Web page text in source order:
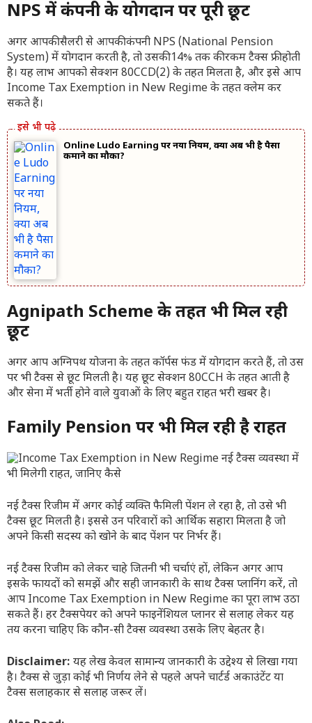
NPS में कंपनी के योगदान पर पूरी छूट
अगर आपकी सैलरी से आपकी कंपनी NPS (National Pension
System) में योगदान करती है, तो उसकी 14% तक की रकम टैक्स फ्री होती
है। यह लाभ आपको सेक्शन 80CCD(2) के तहत मिलता है, और इसे आप
Income Tax Exemption in New Regime के तहत क्लेम कर
सकते हैं।
Online Ludo Earning पर नया नियम, क्या अब भी है पैसा
कमाने का मौका?
Agnipath Scheme के तहत भी मिल रही
छूट
अगर आप अग्निपथ योजना के तहत कॉर्पस फंड में योगदान करते हैं, तो उस
पर भी टैक्स से छूट मिलती है। यह छूट सेक्शन 80CCH के तहत आती है
और सेना में भर्ती होने वाले युवाओं के लिए बहुत राहत भरी खबर है।
Family Pension पर भी मिल रही है राहत
नई टैक्स रिजीम में अगर कोई व्यक्ति फैमिली पेंशन ले रहा है, तो उसे भी
टैक्स छूट मिलती है। इससे उन परिवारों को आर्थिक सहारा मिलता है जो
अपने किसी सदस्य को खोने के बाद पेंशन पर निर्भर हैं।
नई टैक्स रिजीम को लेकर चाहे जितनी भी चर्चाएं हों, लेकिन अगर आप
इसके फायदों को समझें और सही जानकारी के साथ टैक्स प्लानिंग करें, तो
आप Income Tax Exemption in New Regime का पूरा लाभ उठा
सकते हैं। हर टैक्सपेयर को अपने फाइनेंशियल प्लानर से सलाह लेकर यह
तय करना चाहिए कि कौन-सी टैक्स व्यवस्था उसके लिए बेहतर है।
Disclaimer: यह लेख केवल सामान्य जानकारी के उद्देश्य से लिखा गया
है। टैक्स से जुड़ा कोई भी निर्णय लेने से पहले अपने चार्टर्ड अकाउंटेंट या
टैक्स सलाहकार से सलाह जरूर लें।